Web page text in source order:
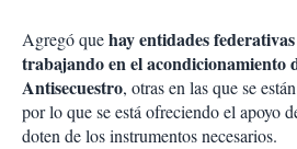
Agregó quehay entidades
trabajando en el acondicionamiento
Antisecuestro, otras en las que se
por lo que se está ofreciendo el apoyo
doten de los instrumentos necesarios.